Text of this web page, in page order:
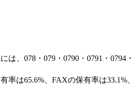
、078・079・0790・0791・0794・
率は65.6%、FAXの保有率は33.1%